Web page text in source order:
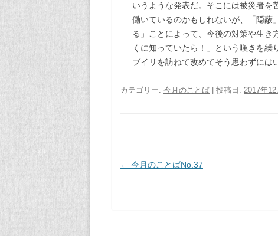
いうような発表だ。そこには被災者を
働いているのかもしれないが、「隠蔽
る」ことによって、今後の対策や生
くに知っていたら！」という嘆きを繰
ブイリを訪ねて改めてそう思わずには
カテゴリー: 今月のことば | 投稿日: 2017年12
投稿ナビゲーション
← 今月のことばNo.37